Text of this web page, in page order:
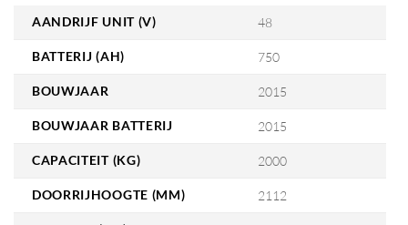
AANDRIJF UNIT (V) 48
BATTERIJ (AH) 750
BOUWJAAR 2015
BOUWJAAR BATTERIJ 2015
CAPACITEIT (KG) 2000
DOORRIJHOOGTE (MM) 2112